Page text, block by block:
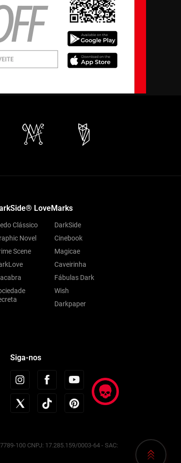
LoveMarks
Clássico
Novel
Scene
DarkSide
Cinebook
Magicae
Caveirinha
Fábulas Dark
Wish
Darkpaper
Siga-nos
100 CNPJ: 17.285.159/0003-64 - SAC: